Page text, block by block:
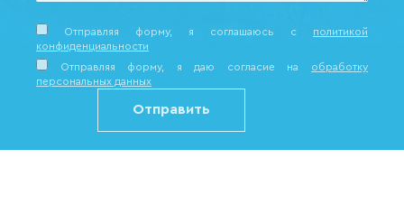
Отправляя форму, я соглашаюсь c политикой
конфиденциальности
Отправляя форму, я даю согласие на обработку
персональных данных